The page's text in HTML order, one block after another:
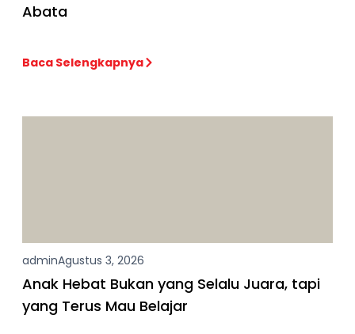
Abata
Baca Selengkapnya
adminAgustus 3, 2026
Anak Hebat Bukan yang Selalu Juara, tapi
yang Terus Mau Belajar